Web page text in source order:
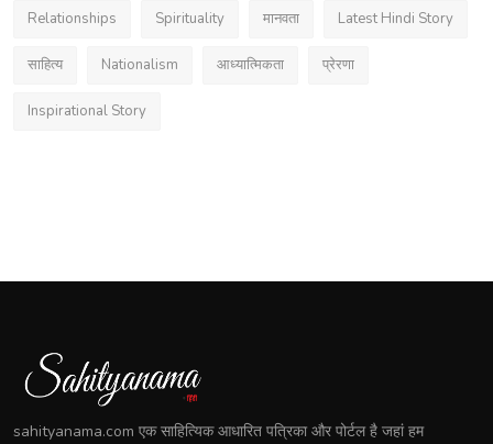
Relationships Spirituality मानवता Latest Hindi Story
साहित्य Nationalism आध्यात्मिकता प्रेरणा
Inspirational Story
sahityanama.com एक साहित्यिक आधारित पत्रिका और पोर्टल है जहां हम